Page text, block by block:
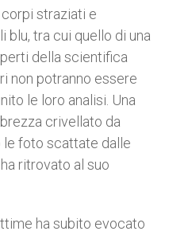
straziati e
tra cui quello di una
della scientifica
non potranno essere
le loro analisi. Una
crivellato da
foto scattate dalle
ritrovato al suo
ha subito evocato